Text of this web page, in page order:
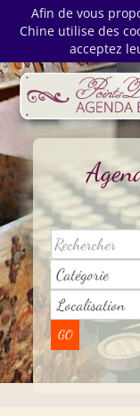
Afin de vous
Chine utilise des
acceptez